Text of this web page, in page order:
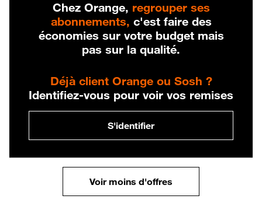
Chez Orange, regrouper ses
abonnements, c'est faire des
économies sur votre budget mais
pas sur la qualité.
Déjà client Orange ou Sosh ?
Identifiez-vous pour voir vos remises
S'identifier
Voir moins d'offres